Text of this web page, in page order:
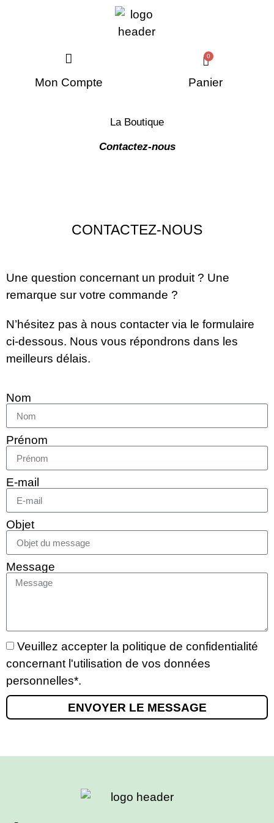
Mon Compte
0
Panier
La Boutique
Contactez-nous
CONTACTEZ-NOUS
Une question concernant un produit ? Une
remarque sur votre commande ?
N’hésitez pas à nous contacter via le formulaire
ci-dessous. Nous vous répondrons dans les
meilleurs délais.
Nom
Prénom
E-mail
Objet
Message
Veuillez accepter la politique de confidentialité
concernant l'utilisation de vos données
personnelles*.
ENVOYER LE MESSAGE